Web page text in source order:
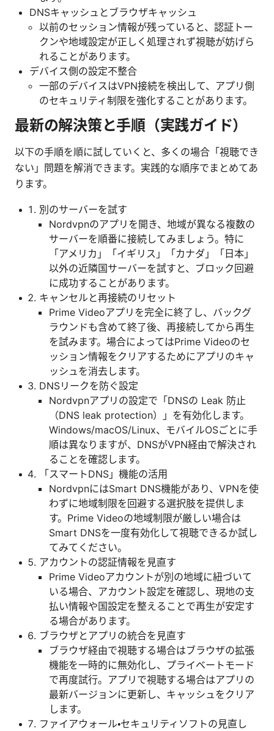
DNSキャッシュとブラウザキャッシュ
以前のセッション情報が残っていると、認証トー
クンや地域設定が正しく処理されず視聴が妨げら
れることがあります。
デバイス側の設定不整合
一部のデバイスはVPN接続を検出して、アプリ側
のセキュリティ制限を強化することがあります。
最新の解決策と手順（実践ガイド）
以下の手順を順に試していくと、多くの場合「視聴でき
ない」問題を解消できます。実践的な順序でまとめてあ
ります。
別のサーバーを試す
Nordvpnのアプリを開き、地域が異なる複数の
サーバーを順番に接続してみましょう。特に
「アメリカ」「イギリス」「カナダ」「日本」
以外の近隣国サーバーを試すと、ブロック回避
に成功することがあります。
キャンセルと再接続のリセット
Prime Videoアプリを完全に終了し、バックグ
ラウンドも含めて終了後、再接続してから再生
を試みます。場合によってはPrime Videoのセ
ッション情報をクリアするためにアプリのキャ
ッシュを消去します。
DNSリークを防ぐ設定
Nordvpnアプリの設定で「DNSの Leak 防止
（DNS leak protection）」を有効化します。
Windows/macOS/Linux、モバイルOSごとに手
順は異なりますが、DNSがVPN経由で解決され
ることを確認します。
「スマートDNS」機能の活用
NordvpnにはSmart DNS機能があり、VPNを使
わずに地域制限を回避する選択肢を提供しま
す。Prime Videoの地域制限が厳しい場合は
Smart DNSを一度有効化して視聴できるか試し
てみてください。
アカウントの認証情報を見直す
Prime Videoアカウントが別の地域に紐づいて
いる場合、アカウント設定を確認し、現地の支
払い情報や国設定を整えることで再生が安定す
る場合があります。
ブラウザとアプリの統合を見直す
ブラウザ経由で視聴する場合はブラウザの拡張
機能を一時的に無効化し、プライベートモード
で再度試行。アプリで視聴する場合はアプリの
最新バージョンに更新し、キャッシュをクリア
します。
ファイアウォール・セキュリティソフトの見直し